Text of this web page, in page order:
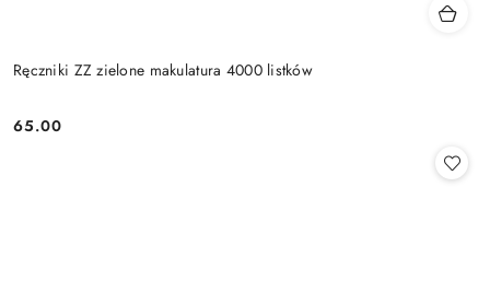
Ręczniki ZZ zielone makulatura 4000 listków
Cena:
65.00